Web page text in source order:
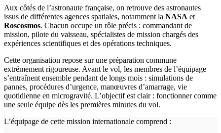
Aux côtés de l’astronaute française, on retrouve des astronautes
issus de différentes agences spatiales, notamment la NASA et
Roscosmos. Chacun occupe un rôle précis : commandant de
mission, pilote du vaisseau, spécialistes de mission chargés des
expériences scientifiques et des opérations techniques.
Cette organisation repose sur une préparation commune
extrêmement rigoureuse. Avant le vol, les membres de l’équipage
s’entraînent ensemble pendant de longs mois : simulations de
pannes, procédures d’urgence, manœuvres d’amarrage, vie
quotidienne en microgravité. L’objectif est clair : fonctionner comme
une seule équipe dès les premières minutes du vol.
L’équipage de cette mission internationale comprend :